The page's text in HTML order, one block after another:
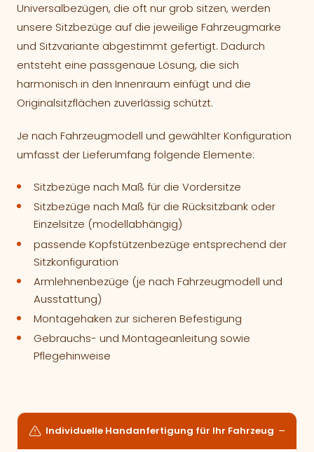
Universalbezügen, die oft nur grob sitzen, werden
unsere Sitzbezüge auf die jeweilige Fahrzeugmarke
und Sitzvariante abgestimmt gefertigt. Dadurch
entsteht eine passgenaue Lösung, die sich
harmonisch in den Innenraum einfügt und die
Originalsitzflächen zuverlässig schützt.
Je nach Fahrzeugmodell und gewählter Konfiguration
umfasst der Lieferumfang folgende Elemente:
Sitzbezüge nach Maß für die Vordersitze
Sitzbezüge nach Maß für die Rücksitzbank oder
Einzelsitze (modellabhängig)
passende Kopfstützenbezüge entsprechend der
Sitzkonfiguration
Armlehnenbezüge (je nach Fahrzeugmodell und
Ausstattung)
Montagehaken zur sicheren Befestigung
Gebrauchs- und Montageanleitung sowie
Pflegehinweise
Individuelle Handanfertigung für Ihr Fahrzeug